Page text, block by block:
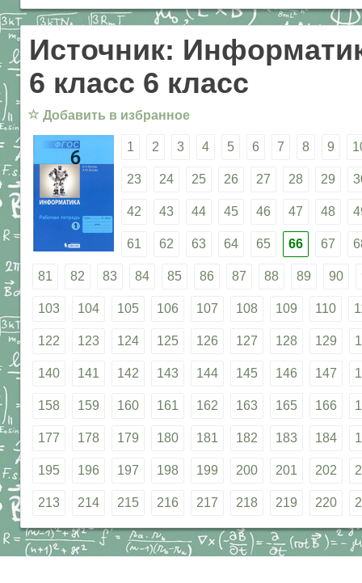
Источник:
6 класс 6 класс
☆ Добавить в избранное
1 2 3 4 5 6 7 8 9
23 24 25 26 27 28 29
42 43 44 45 46 47 48
61 62 63 64 65 66 67
81 82 83 84 85 86 87 88 89 90
103 104 105 106 107 108 109 110
122 123 124 125 126 127 128 129
140 141 142 143 144 145 146 147
158 159 160 161 162 163 165 166
177 178 179 180 181 182 183 184
195 196 197 198 199 200 201 202
213 214 215 216 217 218 219 220